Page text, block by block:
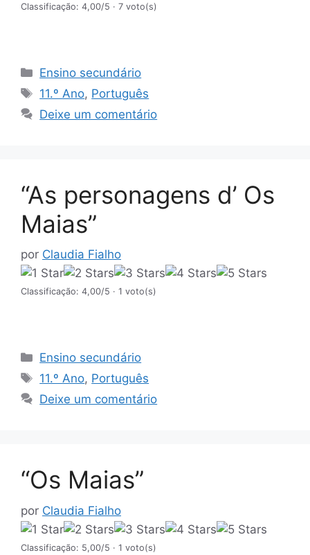
Classificação: 4,00/5 · 7 voto(s)
Categorias
Ensino secundário
Etiquetas
11.º Ano, Português
Deixe um comentário
“As personagens d’ Os
Maias”
por Claudia Fialho
Classificação: 4,00/5 · 1 voto(s)
Categorias
Ensino secundário
Etiquetas
11.º Ano, Português
Deixe um comentário
“Os Maias”
por Claudia Fialho
Classificação: 5,00/5 · 1 voto(s)